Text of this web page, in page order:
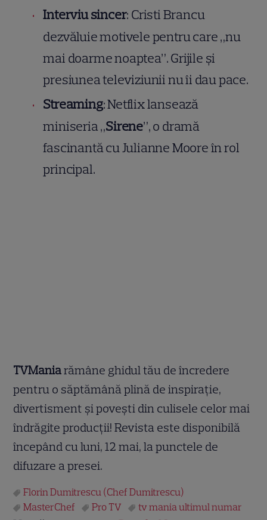
Interviu sincer: Cristi Brancu
dezvăluie motivele pentru care „nu
mai doarme noaptea”. Grijile și
presiunea televiziunii nu îi dau pace.
Streaming: Netflix lansează
miniseria „Sirene”, o dramă
fascinantă cu Julianne Moore în rol
principal.
TVManiarămâne ghidul tău de încredere
pentru o săptămână plină de inspirație,
divertisment și povești din culisele celor mai
îndrăgite producții! Revista este disponibilă
începând cu luni, 12 mai, la punctele de
difuzare a presei.
Florin Dumitrescu (Chef Dumitrescu)
MasterChef
Pro TV tv mania ultimul numar